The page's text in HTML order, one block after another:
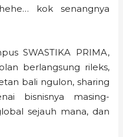
kok senangnya
SWASTIKA PRIMA,
berlangsung rileks,
bali ngulon, sharing
bisnisnya masing-
sejauh mana, dan